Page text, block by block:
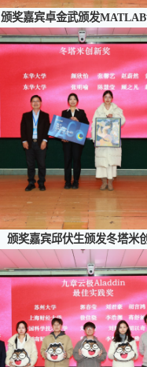
颁奖嘉宾卓金武颁发MATLAB
颁奖嘉宾邱伏生颁发冬塔米